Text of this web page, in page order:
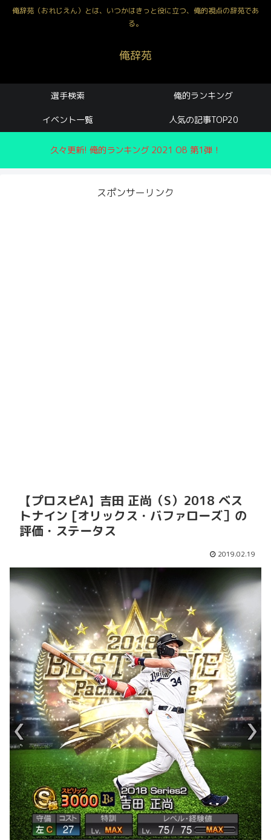
俺辞苑（おれじえん）とは、いつかはきっと役に立つ、俺的視点の辞苑であ
る。
俺辞苑
選手検索 俺的ランキング
イベント一覧 人気の記事TOP20
久々更新! 俺的ランキング 2021 OB 第1弾！
スポンサーリンク
【プロスピA】吉田 正尚（S）2018 ベス
トナイン [オリックス・バファローズ］の
評価・ステータス
2019.02.19